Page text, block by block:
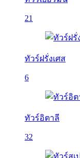
21
ทัวร์ฝรั่งเศส
6
ทัวร์อิตาลี
32